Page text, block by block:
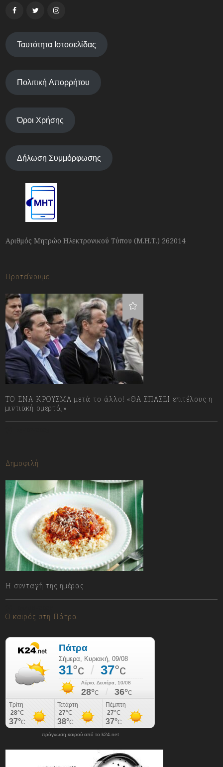
Ταυτότητα Ιστοσελίδας
Πολιτική Απορρήτου
Όροι Χρήσης
Δήλωση Συμμόρφωσης
Αριθμός Μητρώο Ηλεκτρονικού Τύπου (Μ.Η.Τ.) 262014
Προτείνουμε
ΤΟ ΕΝΑ ΚΡΟΥΣΜΑ μετά το άλλο! «ΘΑ ΣΠΑΣΕΙ επιτέλους η
μιντιακή ομερτά;»
Δημοφιλή
Η συνταγή της ημέρας
Ο καιρός στη Πάτρα
πρόγνωση καιρού από το k24.net